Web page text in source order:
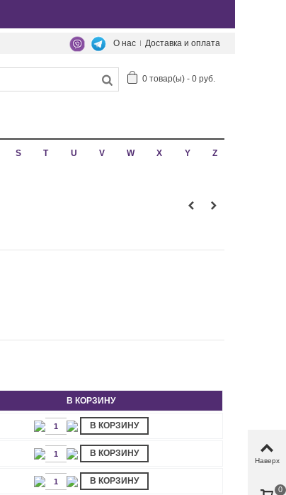
Доставка и оплата
О нас
0 товар(ы) - 0 руб.
S T U V W X Y
Z
В КОРЗИНУ
В КОРЗИНУ
В КОРЗИНУ
В КОРЗИНУ
Наверх
0